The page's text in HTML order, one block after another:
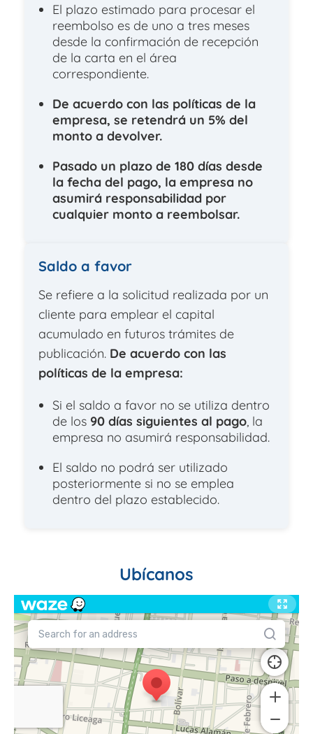
El plazo estimado para procesar el
reembolso es de uno a tres meses
desde la confirmación de recepción
de la carta en el área
correspondiente.
De acuerdo con las políticas de la
empresa, se retendrá un 5% del
monto a devolver.
Pasado un plazo de 180 días desde
la fecha del pago, la empresa no
asumirá responsabilidad por
cualquier monto a reembolsar.
Saldo a favor
Se refiere a la solicitud realizada por un
cliente para emplear el capital
acumulado en futuros trámites de
publicación. De acuerdo con las
políticas de la empresa:
Si el saldo a favor no se utiliza dentro
de los 90 días siguientes al pago, la
empresa no asumirá responsabilidad.
El saldo no podrá ser utilizado
posteriormente si no se emplea
dentro del plazo establecido.
Ubícanos